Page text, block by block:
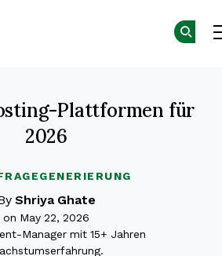
Plattformen für
2026
Shriya Ghate
on May 22, 2026
Manager mit 15+ Jahren